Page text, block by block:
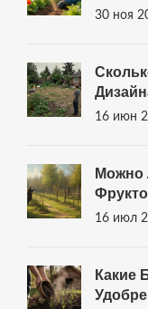
30 ноя
И
16 июн
Можно
16 июл
Какие